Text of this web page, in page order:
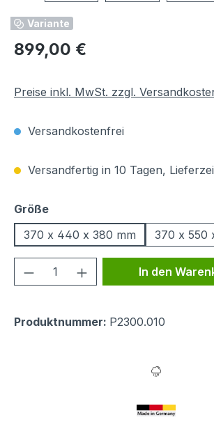
Variante
Regulärer Preis:
899,00 €
Preise inkl. MwSt. zzgl.
Versandkostenfrei
Versandfertig in 10 Tagen,
Größeauswählen
370 x 440 x 380 mm
370 x 550
Produkt Anzahl: Gib den
In den
Produktnummer: P2300.010